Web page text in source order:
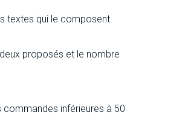
textes qui le composent.
proposés et le nombre
inférieures à 50